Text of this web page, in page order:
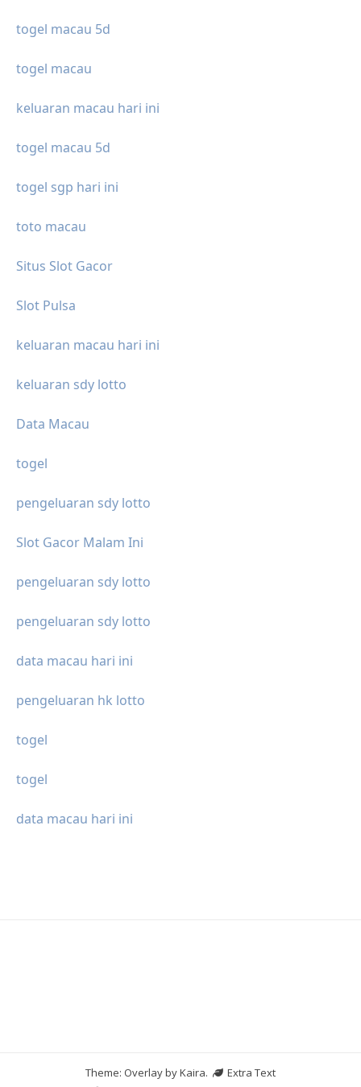
togel macau 5d
togel macau
keluaran macau hari ini
togel macau 5d
togel sgp hari ini
toto macau
Situs Slot Gacor
Slot Pulsa
keluaran macau hari ini
keluaran sdy lotto
Data Macau
togel
pengeluaran sdy lotto
Slot Gacor Malam Ini
pengeluaran sdy lotto
pengeluaran sdy lotto
data macau hari ini
pengeluaran hk lotto
togel
togel
data macau hari ini
Theme: Overlay byKaira.
Extra Text